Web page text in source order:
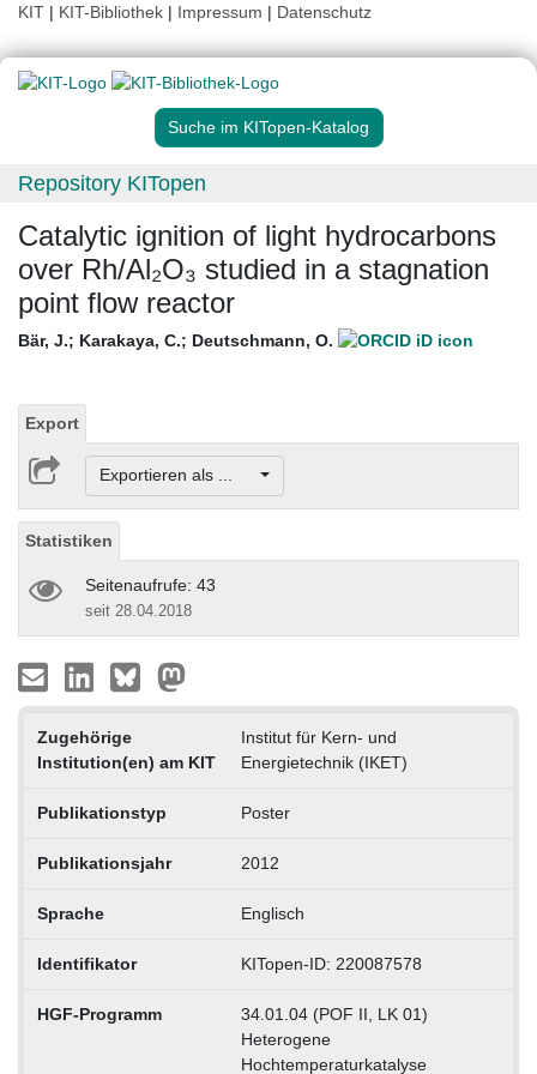
KIT | KIT-Bibliothek | Impressum | Datenschutz
Suche im KITopen-Katalog
Repository KITopen
Catalytic ignition of light hydrocarbons
over Rh/Al₂O₃ studied in a stagnation
point flow reactor
Bär, J.; Karakaya, C.; Deutschmann, O.
Export
Exportieren als ...
Statistiken
Seitenaufrufe: 43
seit 28.04.2018
Zugehörige
Institution(en) am KIT
Institut für Kern- und
Energietechnik (IKET)
Publikationstyp Poster
Publikationsjahr 2012
Sprache Englisch
Identifikator KITopen-ID: 220087578
HGF-Programm
34.01.04 (POF II, LK 01)
Heterogene
Hochtemperaturkatalyse